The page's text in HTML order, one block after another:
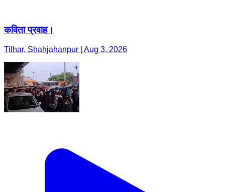
कविता प्रवाह।
Tilhar, Shahjahanpur | Aug 3, 2026